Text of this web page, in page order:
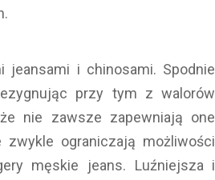
jeansami i chinosami. Spodnie
przy tym z walorów
nie zawsze zapewniają one
ograniczają możliwości
męskie jeans. Luźniejsza i